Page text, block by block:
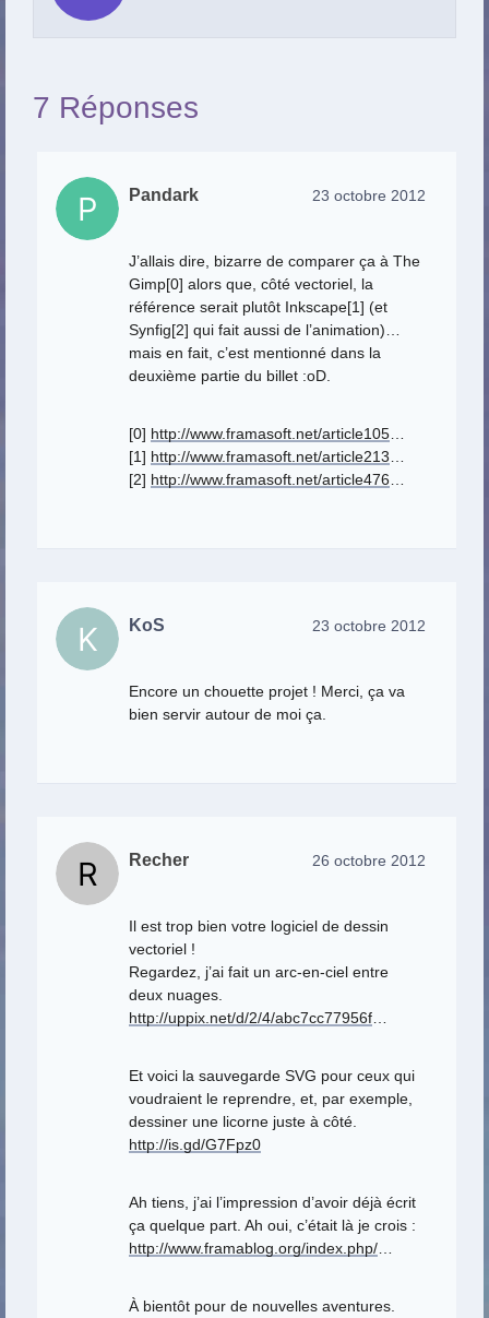
7 Réponses
Pandark 23 octobre 2012
J’allais dire, bizarre de comparer ça à The
Gimp[0] alors que, côté vectoriel, la
référence serait plutôt Inkscape[1] (et
Synfig[2] qui fait aussi de l’animation)…
mais en fait, c’est mentionné dans la
deuxième partie du billet :oD.
[0] http://www.framasoft.net/article105
[1] http://www.framasoft.net/article213
[2] http://www.framasoft.net/article476
KoS 23 octobre 2012
Encore un chouette projet ! Merci, ça va
bien servir autour de moi ça.
Recher 26 octobre 2012
Il est trop bien votre logiciel de dessin
vectoriel !
Regardez, j’ai fait un arc-en-ciel entre
deux nuages.
http://uppix.net/d/2/4/abc7cc77956f
Et voici la sauvegarde SVG pour ceux qui
voudraient le reprendre, et, par exemple,
dessiner une licorne juste à côté.
http://is.gd/G7Fpz0
Ah tiens, j’ai l’impression d’avoir déjà écrit
ça quelque part. Ah oui, c’était là je crois :
http://www.framablog.org/index.php/
À bientôt pour de nouvelles aventures.